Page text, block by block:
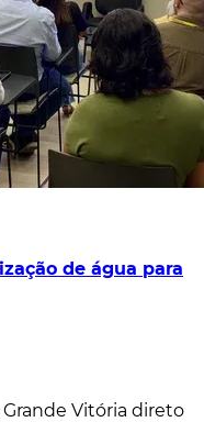
de água para
Vitória direto